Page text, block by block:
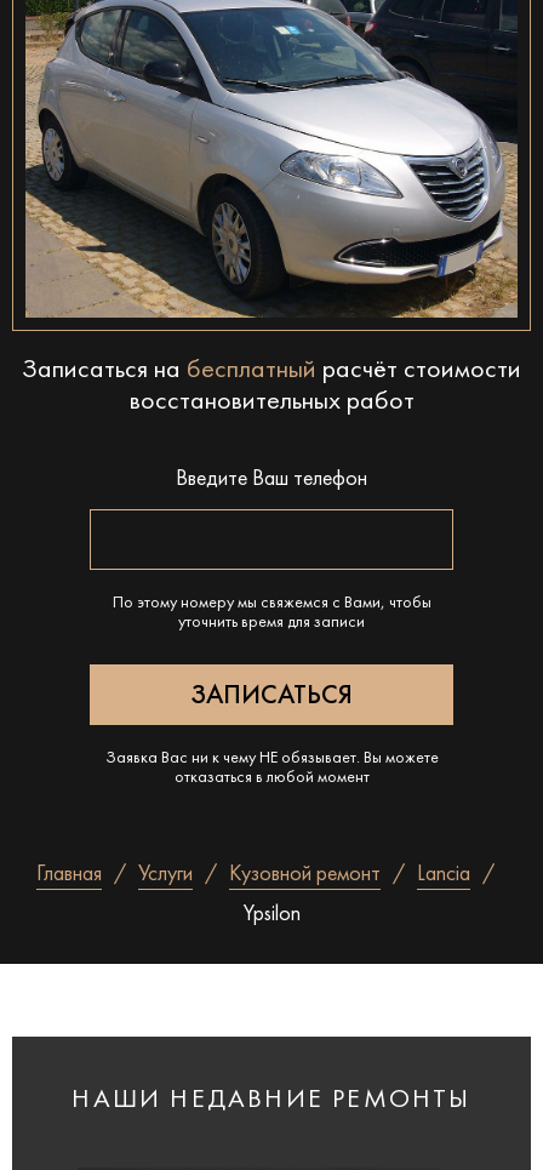
Записаться на бесплатный расчёт стоимости
восстановительных работ
Введите Ваш телефон
По этому номеру мы свяжемся с Вами, чтобы
уточнить время для записи
Заявка Вас ни к чему НЕ обязывает. Вы можете
отказаться в любой момент
Главная Услуги Кузовной ремонт
Lancia
Ypsilon
НАШИ НЕДАВНИЕ РЕМОНТЫ